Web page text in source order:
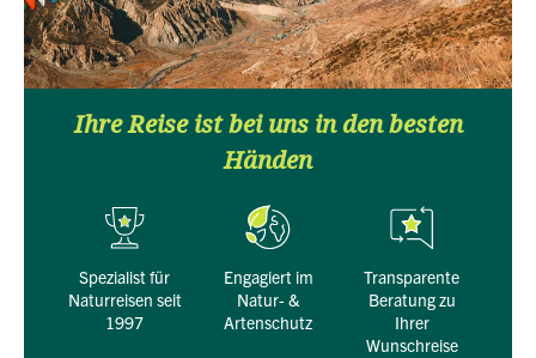
Ihre Reise ist bei uns in den besten
Händen
Spezialist für
Naturreisen seit
1997
engagiert im
Natur- &
Artenschutz
transparente
Beratung zu
Ihrer
Wunschreise